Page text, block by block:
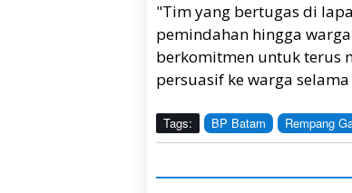
"Tim yang bertugas di
pemindahan hingga
berkomitmen untuk terus
persuasif ke warga
Tags: BP Batam Rempang